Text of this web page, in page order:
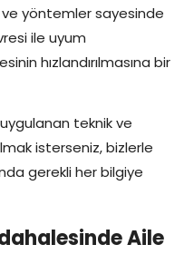
yöntemler sayesinde
ile uyum
hızlandırılmasına bir
teknik ve
isterseniz, bizlerle
gerekli her bilgiye
Aile